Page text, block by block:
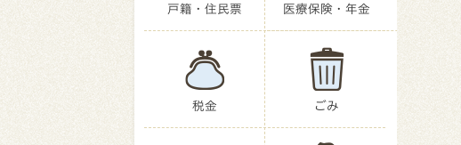
戸籍・住民票 医療保険・年金
税金 ごみ